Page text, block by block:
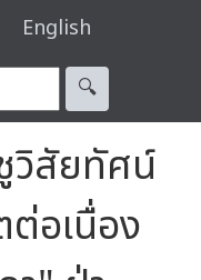
English
🔍︎
วิสัยทัศน์
อเนื่อง